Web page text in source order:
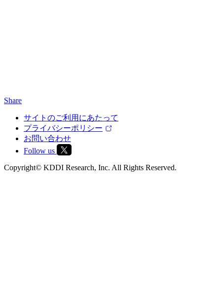
Share
サイトのご利用にあたって
プライバシーポリシー
お問い合わせ
Follow us
Copyright© KDDI Research, Inc. All Rights Reserved.